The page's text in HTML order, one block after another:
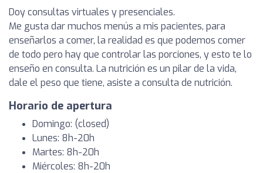
Doy consultas virtuales y presenciales.
Me gusta dar muchos menús a mis pacientes, para
enseñarlos a comer, la realidad es que podemos comer
de todo pero hay que controlar las porciones, y esto te lo
enseño en consulta. La nutrición es un pilar de la vida,
dale el peso que tiene, asiste a consulta de nutrición.
Horario de apertura
Domingo: (closed)
Lunes: 8h-20h
Martes: 8h-20h
Miércoles: 8h-20h